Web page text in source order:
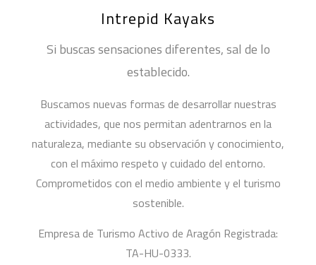
Intrepid Kayaks
Si buscas sensaciones diferentes, sal de lo
establecido.
Buscamos nuevas formas de desarrollar nuestras
actividades, que nos permitan adentrarnos en la
naturaleza, mediante su observación y conocimiento,
con el máximo respeto y cuidado del entorno.
Comprometidos con el medio ambiente y el turismo
sostenible.
Empresa de Turismo Activo de Aragón Registrada:
TA-HU-0333.